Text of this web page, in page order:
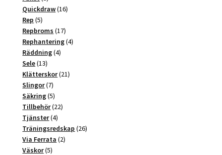
produkter
Quickdraw 1616
Rep 55
produkter
Repbroms 1717
produkter
Rephantering 44
Räddning 44
Sele 1313
produkter
Klätterskor 2121
Slingor 77
produkter
Säkring 55
produkter
Tillbehör 2222
Tjänster 44
produkter
Träningsredskap 2626
Via Ferrata 22
Väskor 55